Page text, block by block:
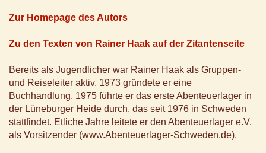
Zur Homepage des Autors
Zu den Texten von Rainer Haak auf der Zitantenseite
Bereits als Jugendlicher war Rainer Haak als Gruppen-
und Reiseleiter aktiv. 1973 gründete er eine
Buchhandlung, 1975 führte er das erste Abenteuerlager in
der Lüneburger Heide durch, das seit 1976 in Schweden
stattfindet. Etliche Jahre leitete er den Abenteuerlager e.V.
als Vorsitzender (www.Abenteuerlager-Schweden.de).